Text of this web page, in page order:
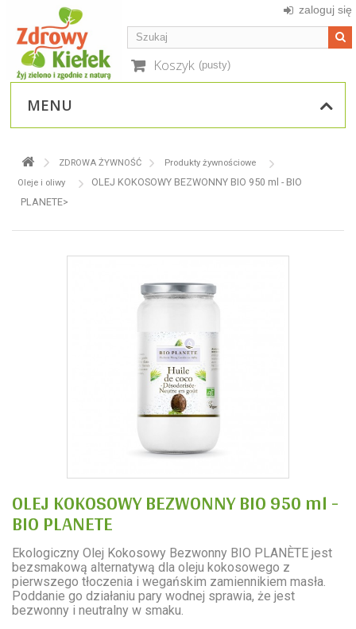
zaloguj się
Koszyk (pusty)
MENU
ZDROWA ŻYWNOŚĆ
Produkty żywnościowe
Oleje i oliwy
OLEJ KOKOSOWY BEZWONNY BIO 950 ml - BIO
PLANETE>
OLEJ KOKOSOWY BEZWONNY BIO 950 ml -
BIO PLANETE
Ekologiczny Olej Kokosowy Bezwonny BIO PLANÈTE jest
bezsmakową alternatywą dla oleju kokosowego z
pierwszego tłoczenia i wegańskim zamiennikiem masła.
Poddanie go działaniu pary wodnej sprawia, że jest
bezwonny i neutralny w smaku.